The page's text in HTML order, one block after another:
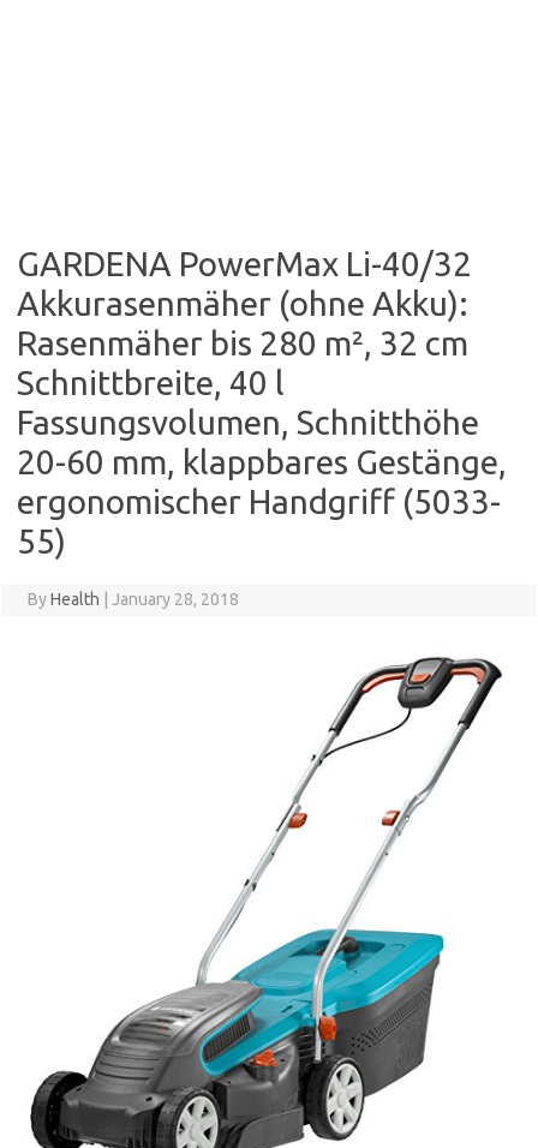
GARDENA PowerMax Li-40/32
Akkurasenmäher (ohne Akku):
Rasenmäher bis 280 m², 32 cm
Schnittbreite, 40 l
Fassungsvolumen, Schnitthöhe
20-60 mm, klappbares Gestänge,
ergonomischer Handgriff (5033-
55)
ByHealth January 28, 2018